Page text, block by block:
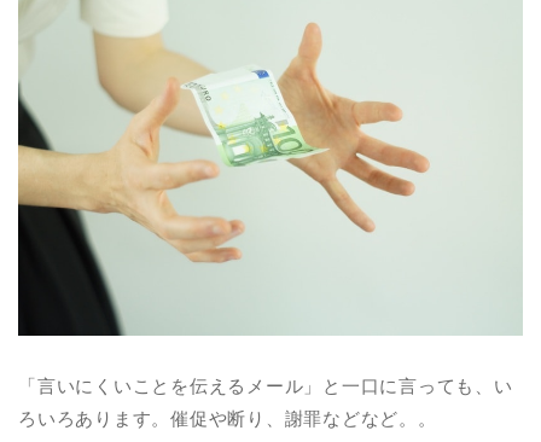
「言いにくいことを伝えるメール」と一口に言っても、い
ろいろあります。催促や断り、謝罪などなど。。